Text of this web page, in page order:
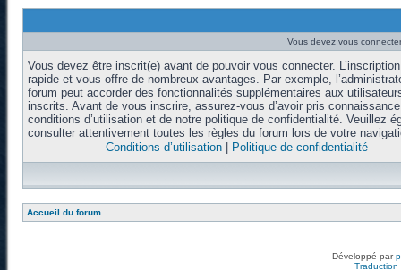
Vous devez vous
Vous devez être inscrit(e) avant de pouvoir vous connecter.
rapide et vous offre de nombreux avantages. Par exemple,
forum peut accorder des fonctionnalités supplémentaires aux
inscrits. Avant de vous inscrire, assurez-vous d’avoir pris
conditions d’utilisation et de notre politique de confidentialité. Veuillez
consulter attentivement toutes les règles du forum lors de votre
Conditions d’utilisation| Politique de confidentialité
Accueil du forum
Développé par
Traduction